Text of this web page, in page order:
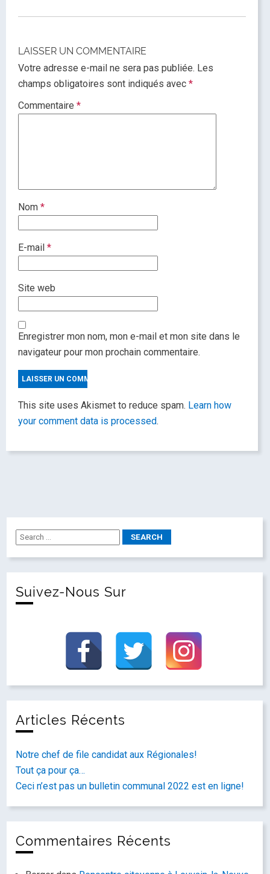
LAISSER UN COMMENTAIRE
Votre adresse e-mail ne sera pas publiée. Les
champs obligatoires sont indiqués avec *
Commentaire *
Nom *
E-mail *
Site web
Enregistrer mon nom, mon e-mail et mon site dans le
navigateur pour mon prochain commentaire.
This site uses Akismet to reduce spam. Learn how
your comment data is processed.
Suivez-Nous Sur
Articles Récents
Notre chef de file candidat aux Régionales!
Tout ça pour ça…
Ceci n’est pas un bulletin communal 2022 est en ligne!
Commentaires Récents